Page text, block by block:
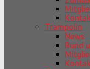
Trampolin
News
Rund